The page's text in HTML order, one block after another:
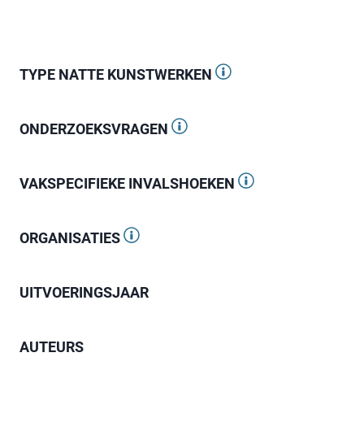
TYPE NATTE KUNSTWERKEN
ONDERZOEKSVRAGEN
VAKSPECIFIEKE INVALSHOEKEN
ORGANISATIES
UITVOERINGSJAAR
AUTEURS